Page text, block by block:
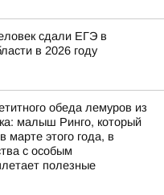
сдали ЕГЭ в
в 2026 году
обеда лемуров из
малыш Ринго, который
марте этого года, в
с особым
полезные